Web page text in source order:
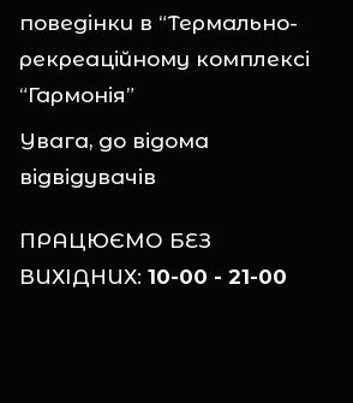
поведінки в “Термально-
рекреаційному комплексі
“Гармонія”
Увага, до відома
відвідувачів
ПРАЦЮЄМО БЕЗ
ВИХІДНИХ: 10-00 - 21-00